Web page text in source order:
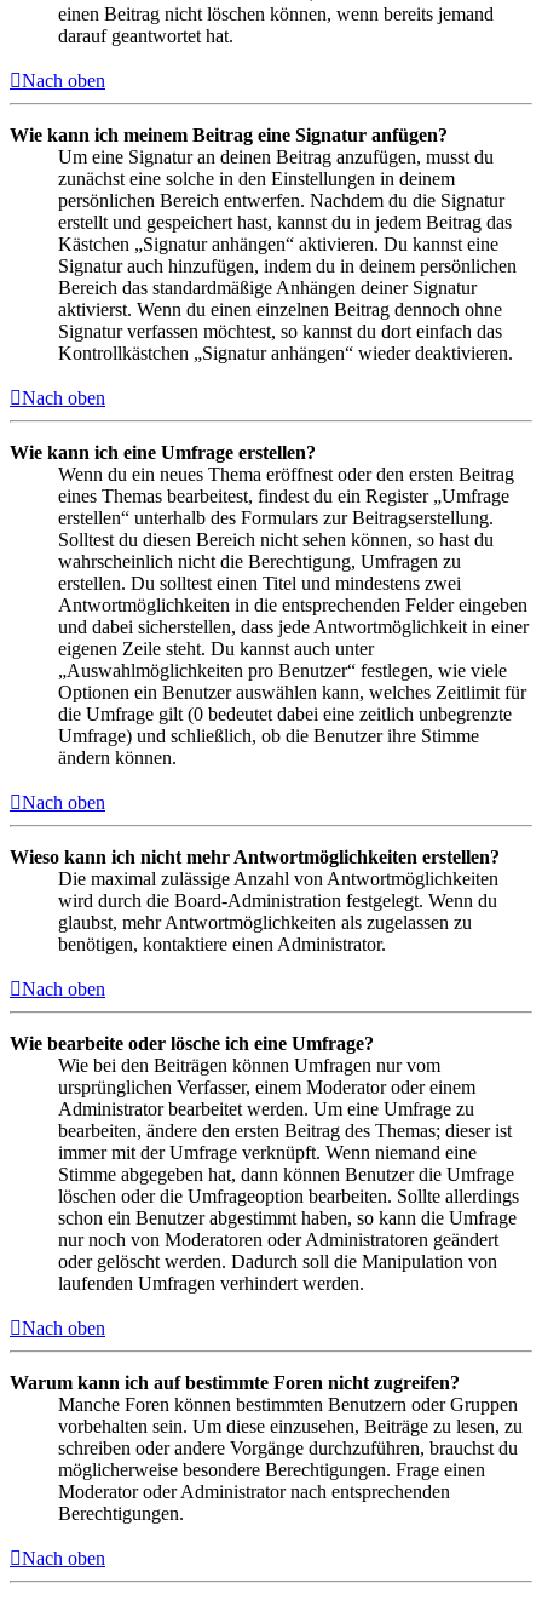
einen Beitrag nicht löschen können, wenn bereits jemand
darauf geantwortet hat.
Nach oben
Wie kann ich meinem Beitrag eine Signatur anfügen?
Um eine Signatur an deinen Beitrag anzufügen, musst du
zunächst eine solche in den Einstellungen in deinem
persönlichen Bereich entwerfen. Nachdem du die Signatur
erstellt und gespeichert hast, kannst du in jedem Beitrag das
Kästchen „Signatur anhängen“ aktivieren. Du kannst eine
Signatur auch hinzufügen, indem du in deinem persönlichen
Bereich das standardmäßige Anhängen deiner Signatur
aktivierst. Wenn du einen einzelnen Beitrag dennoch ohne
Signatur verfassen möchtest, so kannst du dort einfach das
Kontrollkästchen „Signatur anhängen“ wieder deaktivieren.
Nach oben
Wie kann ich eine Umfrage erstellen?
Wenn du ein neues Thema eröffnest oder den ersten Beitrag
eines Themas bearbeitest, findest du ein Register „Umfrage
erstellen“ unterhalb des Formulars zur Beitragserstellung.
Solltest du diesen Bereich nicht sehen können, so hast du
wahrscheinlich nicht die Berechtigung, Umfragen zu
erstellen. Du solltest einen Titel und mindestens zwei
Antwortmöglichkeiten in die entsprechenden Felder eingeben
und dabei sicherstellen, dass jede Antwortmöglichkeit in einer
eigenen Zeile steht. Du kannst auch unter
„Auswahlmöglichkeiten pro Benutzer“ festlegen, wie viele
Optionen ein Benutzer auswählen kann, welches Zeitlimit für
die Umfrage gilt (0 bedeutet dabei eine zeitlich unbegrenzte
Umfrage) und schließlich, ob die Benutzer ihre Stimme
ändern können.
Nach oben
Wieso kann ich nicht mehr Antwortmöglichkeiten erstellen?
Die maximal zulässige Anzahl von Antwortmöglichkeiten
wird durch die Board-Administration festgelegt. Wenn du
glaubst, mehr Antwortmöglichkeiten als zugelassen zu
benötigen, kontaktiere einen Administrator.
Nach oben
Wie bearbeite oder lösche ich eine Umfrage?
Wie bei den Beiträgen können Umfragen nur vom
ursprünglichen Verfasser, einem Moderator oder einem
Administrator bearbeitet werden. Um eine Umfrage zu
bearbeiten, ändere den ersten Beitrag des Themas; dieser ist
immer mit der Umfrage verknüpft. Wenn niemand eine
Stimme abgegeben hat, dann können Benutzer die Umfrage
löschen oder die Umfrageoption bearbeiten. Sollte allerdings
schon ein Benutzer abgestimmt haben, so kann die Umfrage
nur noch von Moderatoren oder Administratoren geändert
oder gelöscht werden. Dadurch soll die Manipulation von
laufenden Umfragen verhindert werden.
Nach oben
Warum kann ich auf bestimmte Foren nicht zugreifen?
Manche Foren können bestimmten Benutzern oder Gruppen
vorbehalten sein. Um diese einzusehen, Beiträge zu lesen, zu
schreiben oder andere Vorgänge durchzuführen, brauchst du
möglicherweise besondere Berechtigungen. Frage einen
Moderator oder Administrator nach entsprechenden
Berechtigungen.
Nach oben